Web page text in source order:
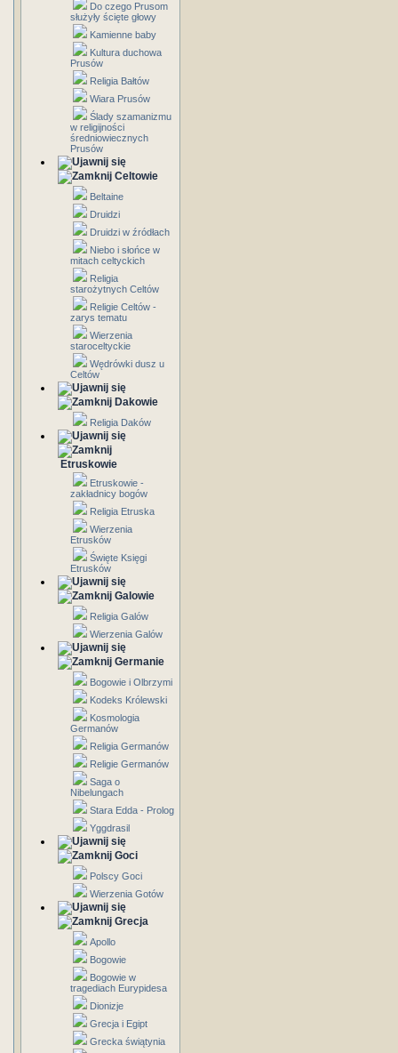
Do czego Prusom
służyły ścięte głowy
Kamienne baby
Kultura duchowa
Prusów
Religia Bałtów
Wiara Prusów
Ślady szamanizmu
w religijności
średniowiecznych
Prusów
Celtowie
Beltaine
Druidzi
Druidzi w źródłach
Niebo i słońce w
mitach celtyckich
Religia
starożytnych Celtów
Religie Celtów -
zarys tematu
Wierzenia
staroceltyckie
Wędrówki dusz u
Celtów
Dakowie
Religia Daków
Etruskowie
Etruskowie -
zakładnicy bogów
Religia Etruska
Wierzenia
Etrusków
Święte Księgi
Etrusków
Galowie
Religia Galów
Wierzenia Galów
Germanie
Bogowie i Olbrzymi
Kodeks Królewski
Kosmologia
Germanów
Religia Germanów
Religie Germanów
Saga o
Nibelungach
Stara Edda - Prolog
Yggdrasil
Goci
Polscy Goci
Wierzenia Gotów
Grecja
Apollo
Bogowie
Bogowie w
tragediach Eurypidesa
Dionizje
Grecja i Egipt
Grecka świątynia